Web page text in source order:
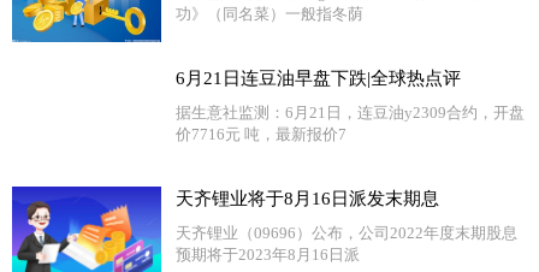
功》（同名菜）一般指冬荫
6月21日连豆油早盘下跌|全球热点评
据生意社监测：6月21日，连豆油y2309合约，开盘
价7716元 吨，最新报价7
天齐锂业将于8月16日派发末期息
天齐锂业（09696）公布，公司2022年度末期股息
预期将于2023年8月16日派